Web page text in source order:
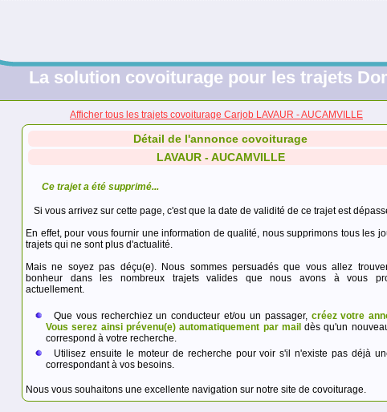
La solution covoiturage pour les trajets
Afficher tous les trajets covoiturage Carjob LAVAUR - AUCAMVILLE
Détail de l'annonce covoiturage
LAVAUR - AUCAMVILLE
Ce trajet a été supprimé...
Si vous arrivez sur cette page, c'est que la date de validité de ce trajet est
En effet, pour vous fournir une information de qualité, nous supprimons tous les
trajets qui ne sont plus d'actualité.
Mais ne soyez pas déçu(e). Nous sommes persuadés que vous allez
bonheur dans les nombreux trajets valides que nous avons à vous
actuellement.
Que vous recherchiez un conducteur et/ou un passager, créez votre
Vous serez ainsi prévenu(e) automatiquement par mail dès qu'un
correspond à votre recherche.
Utilisez ensuite le moteur de recherche pour voir s'il n'existe pas déjà
correspondant à vos besoins.
Nous vous souhaitons une excellente navigation sur notre site de covoiturage.